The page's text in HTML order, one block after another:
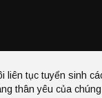
tục tuyển sinh
thân yêu của